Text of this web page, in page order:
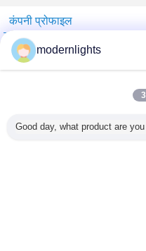
कंपनी प्रोफाइल
China Lighting Online
सत्यापित आपूर्तिकर्ताओं
Verified
modernlights
Good day, what product are